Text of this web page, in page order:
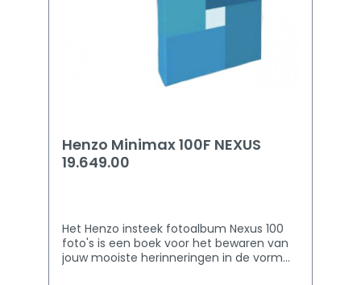
Henzo Minimax 100F NEXUS
19.649.00
Het Henzo insteek fotoalbum Nexus 100
foto's is een boek voor het bewaren van
jouw mooiste herinneringen in de vorm